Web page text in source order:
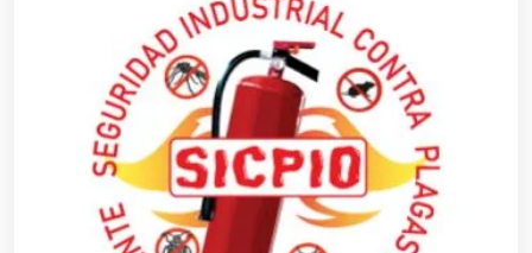
Artículos Deportivos
Artículos Importados
Artículos para el Hogar